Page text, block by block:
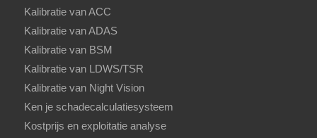
Kalibratie van ACC
Kalibratie van ADAS
Kalibratie van BSM
Kalibratie van LDWS/TSR
Kalibratie van Night Vision
Ken je schadecalculatiesysteem
Kostprijs en exploitatie analyse